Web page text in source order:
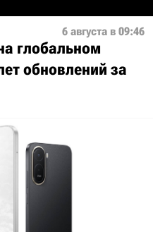
6 августа в 09:46
глобальном
обновлений за